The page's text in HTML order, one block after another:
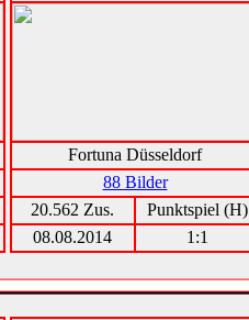
Fortuna Düsseldorf
88 Bilder
20.562 Zus.
Punktspiel (H)
08.08.2014
1:1